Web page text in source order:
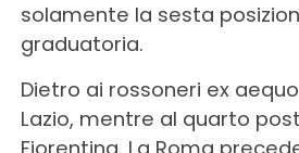
solamente la sesta
graduatoria.
Dietro ai rossoneri ex
Lazio, mentre al quarto